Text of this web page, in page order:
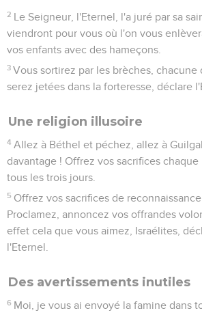
2 Le Seigneur, l'Eternel, l'a juré par sa
viendront pour vous où l'on vous
vos enfants avec des hameçons.
3 Vous sortirez par les brèches, chacune
serez jetées dans la forteresse, déclare
Une religion illusoire
4 Allez à Béthel et péchez, allez à
davantage ! Offrez vos sacrifices
tous les trois jours.
5 Offrez vos sacrifices de
Proclamez, annoncez vos offrandes
effet cela que vous aimez, Israélites,
l'Eternel.
Des avertissements inutiles
6 Moi, je vous ai envoyé la famine dans